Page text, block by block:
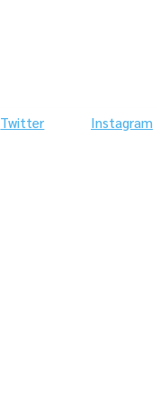
Twitter Instagram